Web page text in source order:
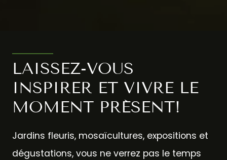
LAISSEZ-VOUS
INSPIRER ET VIVRE LE
MOMENT PRÉSENT!
Jardins fleuris, mosaïcultures, expositions et
dégustations, vous ne verrez pas le temps